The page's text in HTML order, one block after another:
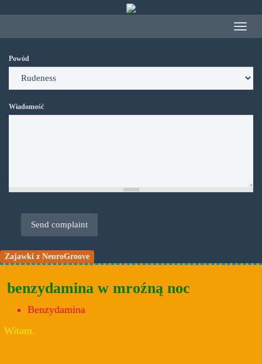
treści
Toggle
Powód
Wiadomość
Send complaint
Zajawki z NeuroGroove
benzydamina w mroźną noc
Benzydamina
Witam.